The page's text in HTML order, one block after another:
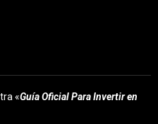
«Guía Oficial Para Invertir en